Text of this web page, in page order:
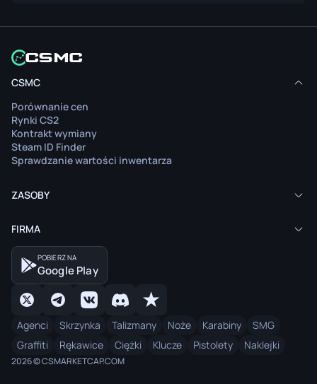
CSMC
Porównanie cen
Rynki CS2
Kontrakt wymiany
Steam ID Finder
Sprawdzanie wartości inwentarza
ZASOBY
FIRMA
POBIERZ NA
Google Play
Agenci Skrzynka Talizmany Noże Karabiny
SMG
Graffiti
Rękawice Ciężki Klucze Pistolety Naklejki
2026 © CSMARKETCAP.COM